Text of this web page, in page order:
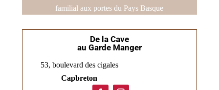
familial aux portes du Pays Basque
De la Cave
au Garde Manger
53, boulevard des cigales
Capbreton